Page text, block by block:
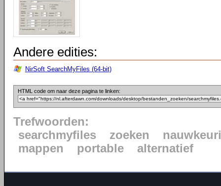
Andere edities:
NirSoft SearchMyFiles (64-bit)
HTML code om naar deze pagina te linken:
Trefwoorden:
searchmyfiles
zoeken
mappen
portable alternatief